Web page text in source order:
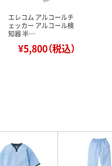
エレコム アルコールチ
ェッカー アルコール検
知器 半…
¥5,800（税込）